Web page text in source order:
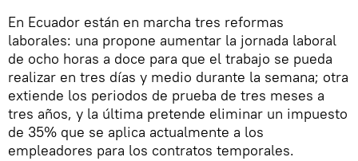
​En Ecuador están en marcha tres reformas
laborales: una propone aumentar la jornada laboral
de ocho horas a doce para que el trabajo se pueda
realizar en tres días y medio durante la semana; otra
extiende los periodos de prueba de tres meses a
tres años, y la última pretende eliminar un impuesto
de 35% que se aplica actualmente a los
empleadores para los contratos temporales.